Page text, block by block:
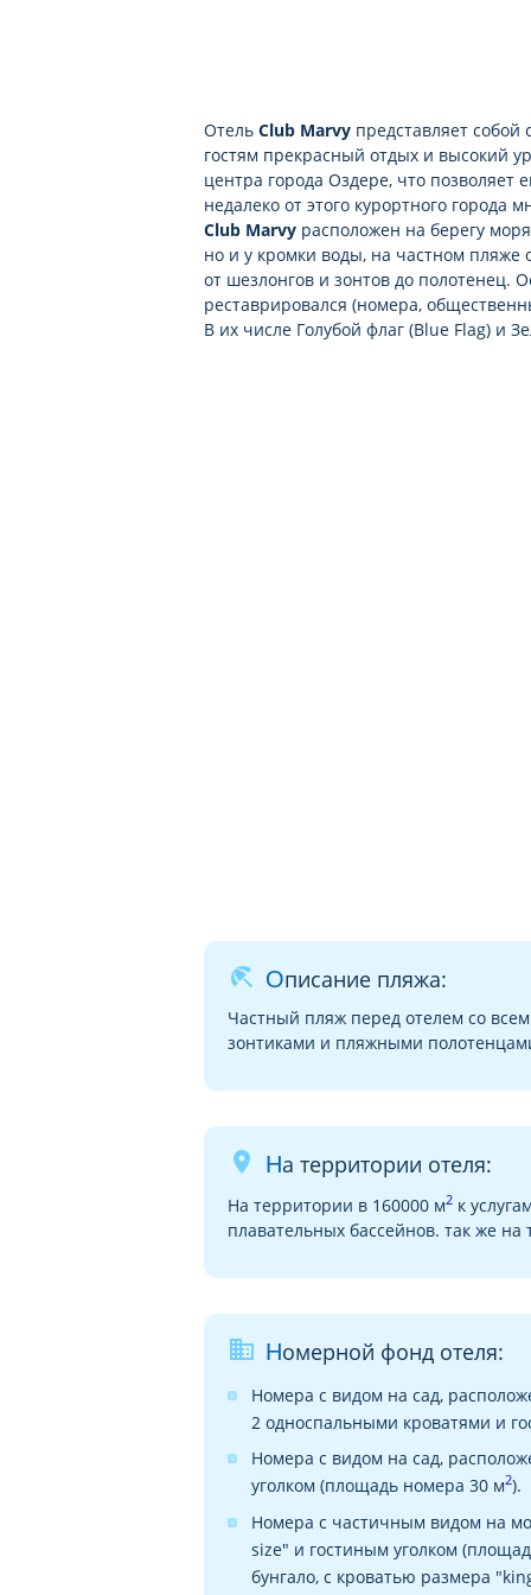
водные лыжи (с лицензией)
парашют платно
дайвинг платно
Отель Club Marvy представляет
гостям прекрасный отдых и высокий
центра города Оздере, что позволяет
недалеко от этого курортного
Club Marvy расположен на берегу
но и у кромки воды, на частном пляже
от шезлонгов и зонтов до полотенец.
реставрировался (номера,
В их числе Голубой флаг (Blue Flag) и
beach_access Описание пляжа:
Частный пляж перед отелем со
зонтиками и пляжными
place На территории отеля:
На территории в 160000 м2 к
плавательных бассейнов. так же
business Номерной фонд отеля:
Номера с видом на сад,
2 односпальными кроватями и
Номера с видом на сад,
уголком (площадь номера 30 м2).
Номера с частичным видом на
size" и гостиным уголком
бунгало, с кроватью размера